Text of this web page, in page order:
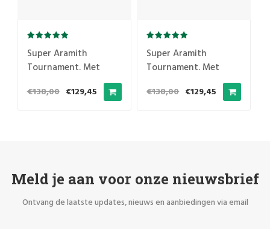
Super Aramith
Tournament. Met
€138,00 €129,45
Super Aramith
Tournament. Met
€138,00 €129,45
Meld je aan voor onze nieuwsbrief
Ontvang de laatste updates, nieuws en aanbiedingen via email